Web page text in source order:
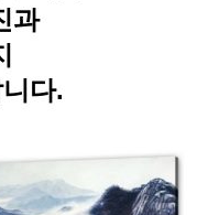
과
다.